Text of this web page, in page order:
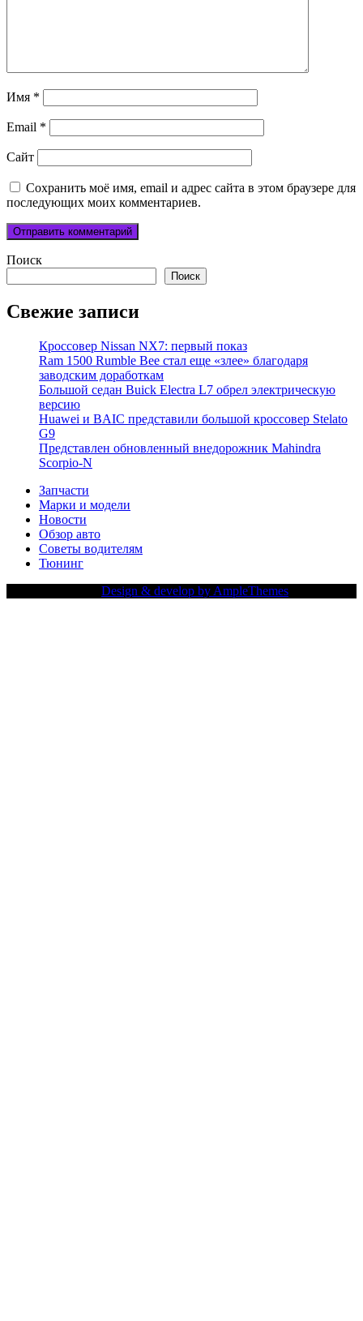
Имя *
Email *
Сайт
Сохранить моё имя, email и адрес сайта в этом браузере для
последующих моих комментариев.
Поиск
Поиск
Свежие записи
Кроссовер Nissan NX7: первый показ
Ram 1500 Rumble Bee стал еще «злее» благодаря
заводским доработкам
Большой седан Buick Electra L7 обрел электрическую
версию
Huawei и BAIC представили большой кроссовер Stelato
G9
Представлен обновленный внедорожник Mahindra
Scorpio-N
Запчасти
Марки и модели
Новости
Обзор авто
Советы водителям
Тюнинг
Design & develop by AmpleThemes